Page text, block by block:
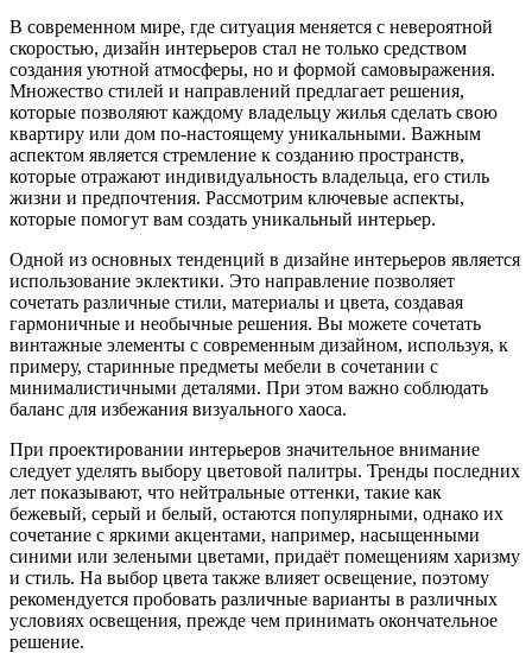
В современном мире, где ситуация меняется с невероятной
скоростью, дизайн интерьеров стал не только средством
создания уютной атмосферы, но и формой самовыражения.
Множество стилей и направлений предлагает решения,
которые позволяют каждому владельцу жилья сделать свою
квартиру или дом по-настоящему уникальными. Важным
аспектом является стремление к созданию пространств,
которые отражают индивидуальность владельца, его стиль
жизни и предпочтения. Рассмотрим ключевые аспекты,
которые помогут вам создать уникальный интерьер.
Одной из основных тенденций в дизайне интерьеров является
использование эклектики. Это направление позволяет
сочетать различные стили, материалы и цвета, создавая
гармоничные и необычные решения. Вы можете сочетать
винтажные элементы с современным дизайном, используя, к
примеру, старинные предметы мебели в сочетании с
минималистичными деталями. При этом важно соблюдать
баланс для избежания визуального хаоса.
При проектировании интерьеров значительное внимание
следует уделять выбору цветовой палитры. Тренды последних
лет показывают, что нейтральные оттенки, такие как
бежевый, серый и белый, остаются популярными, однако их
сочетание с яркими акцентами, например, насыщенными
синими или зелеными цветами, придаёт помещениям харизму
и стиль. На выбор цвета также влияет освещение, поэтому
рекомендуется пробовать различные варианты в различных
условиях освещения, прежде чем принимать окончательное
решение.